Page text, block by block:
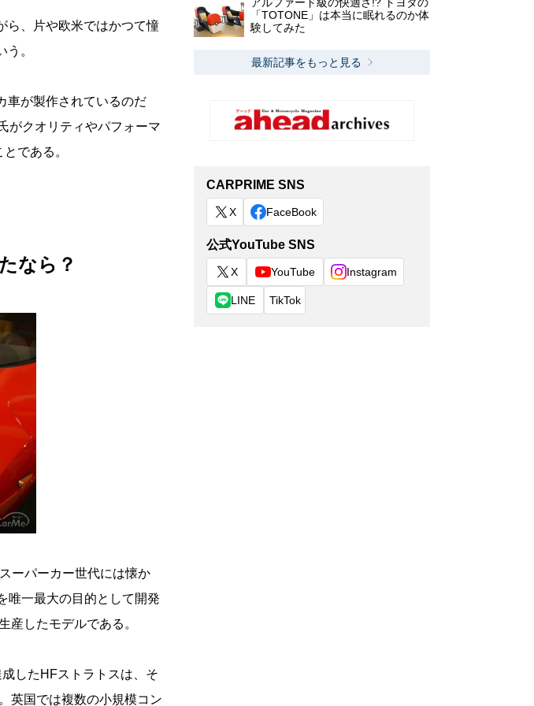
ら、片や欧米ではかつて憧
。
車が製作されているのだ
がクオリティやパフォーマ
である。
なら？
ーパーカー世代には懐か
唯一最大の目的として開発
産したモデルである。
したHFストラトスは、そ
英国では複数の小規模コン
「TOTONE」は本当に眠れるのか体
験してみた
最新記事をもっと見る
CARPRIME SNS
X FaceBook
公式YouTube SNS
X YouTube Instagram
LINE TikTok